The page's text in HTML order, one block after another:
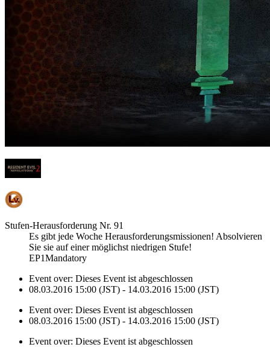
Stufen-Herausforderung Nr. 91
Es gibt jede Woche Herausforderungsmissionen! Absolvieren
Sie sie auf einer möglichst niedrigen Stufe!
EP1Mandatory
Event over: Dieses Event ist abgeschlossen
08.03.2016 15:00 (JST) - 14.03.2016 15:00 (JST)
Event over: Dieses Event ist abgeschlossen
08.03.2016 15:00 (JST) - 14.03.2016 15:00 (JST)
Event over: Dieses Event ist abgeschlossen